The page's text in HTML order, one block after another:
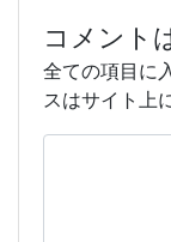
コメント
全ての項目に
スはサイト上